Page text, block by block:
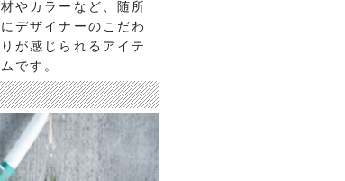
材やカラーなど、随所
にデザイナーのこだわ
りが感じられるアイテ
ムです。